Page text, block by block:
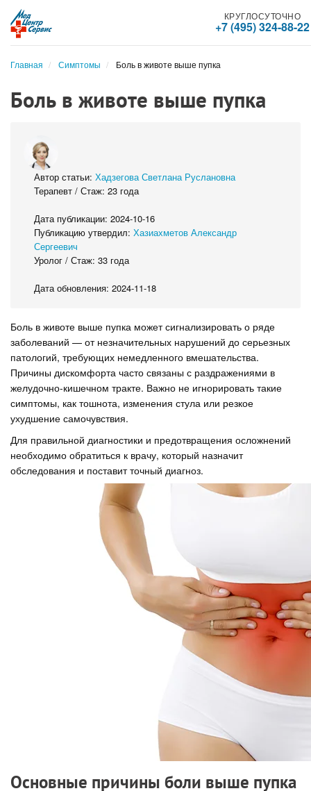
КРУГЛОСУТОЧНО
+7 (495) 324-88-22
Главная Симптомы Боль в животе выше пупка
Боль в животе выше пупка
Автор статьи: Хадзегова Светлана Руслановна
Терапевт / Стаж: 23 года
Дата публикации: 2024-10-16
Публикацию утвердил: Хазиахметов Александр
Сергеевич
Уролог / Стаж: 33 года
Дата обновления: 2024-11-18
Боль в животе выше пупка может сигнализировать о ряде
заболеваний — от незначительных нарушений до серьезных
патологий, требующих немедленного вмешательства.
Причины дискомфорта часто связаны с раздражениями в
желудочно-кишечном тракте. Важно не игнорировать такие
симптомы, как тошнота, изменения стула или резкое
ухудшение самочувствия.
Для правильной диагностики и предотвращения осложнений
необходимо обратиться к врачу, который назначит
обследования и поставит точный диагноз.
Основные причины боли выше пупка